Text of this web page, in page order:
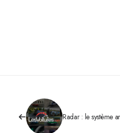
Radar : le système